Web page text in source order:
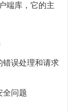
端库，它的主
错误处理和请求
全问题